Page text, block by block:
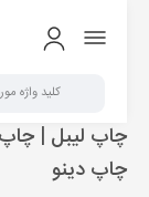
چاپ لیبل |
چاپ دینو